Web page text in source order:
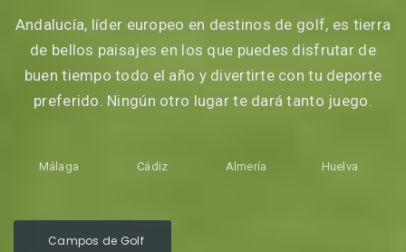
Andalucía, líder europeo en destinos de golf, es tierra
de bellos paisajes en los que puedes disfrutar de
buen tiempo todo el año y divertirte con tu deporte
preferido. Ningún otro lugar te dará tanto juego.
Málaga Cádiz Almería Huelva
Campos de Golf